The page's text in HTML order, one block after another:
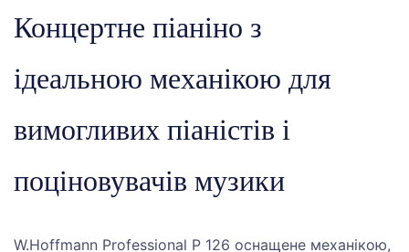
Концертне піаніно з
ідеальною механікою для
вимогливих піаністів і
поціновувачів музики
W.Hoffmann Professional P 126 оснащене механікою,